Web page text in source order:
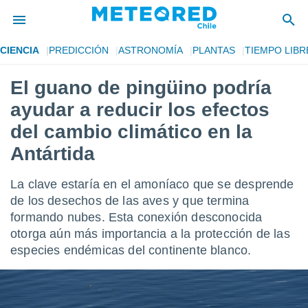
de
por
para
la
que se
calidad.
las
y
forma
digital
basada
CIENCIA PREDICCIÓN ASTRONOMÍA PLANTAS TIEMPO
El guano de pingüino podría
ayudar a reducir los efectos
del cambio climático en la
Antártida
La clave estaría en el amoníaco que se desprende
de los desechos de las aves y que termina
formando nubes. Esta conexión desconocida
otorga aún más importancia a la protección de las
especies endémicas del continente blanco.